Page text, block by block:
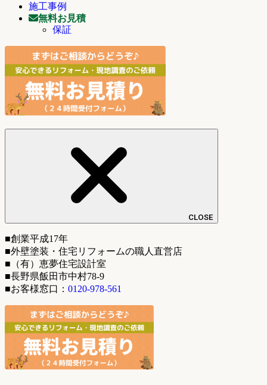
施工事例
無料お見積
保証
CLOSE
■創業平成17年
■外壁塗装・住宅リフォームの職人直営店
■（有）恵夢住宅設計室
■長野県飯田市中村78-9
■お客様窓口： 0120-978-561